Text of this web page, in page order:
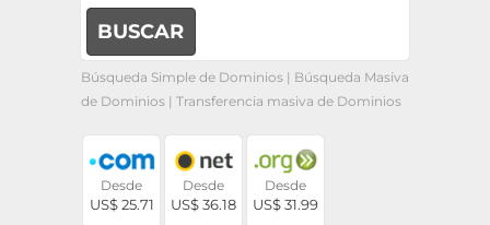
Búsqueda Simple de Dominios | Búsqueda Masiva
de Dominios | Transferencia masiva de Dominios
Desde
US$ 25.71
Desde
US$ 36.18
Desde
US$ 31.99